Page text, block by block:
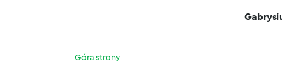
Góra strony